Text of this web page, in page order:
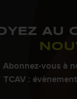
AU
Abonnez-vous à
TCAV :